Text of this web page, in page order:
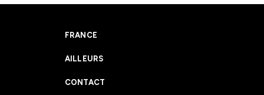
FRANCE
AILLEURS
CONTACT